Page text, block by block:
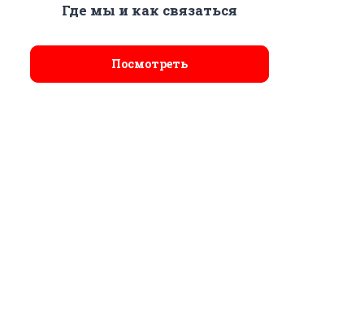
Где мы и как связаться
Посмотреть